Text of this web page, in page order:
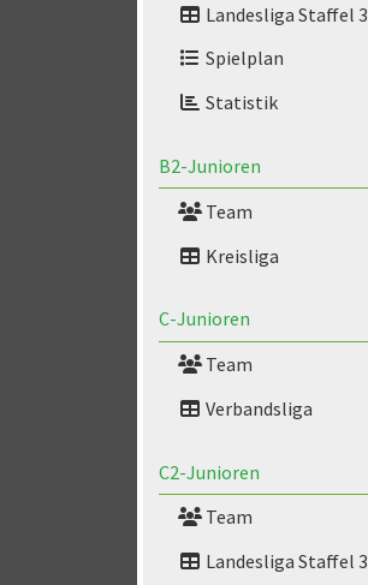
Landesliga Staffel 3
Spielplan
Statistik
B2-Junioren
Team
Kreisliga
C-Junioren
Team
Verbandsliga
C2-Junioren
Team
Landesliga Staffel 3